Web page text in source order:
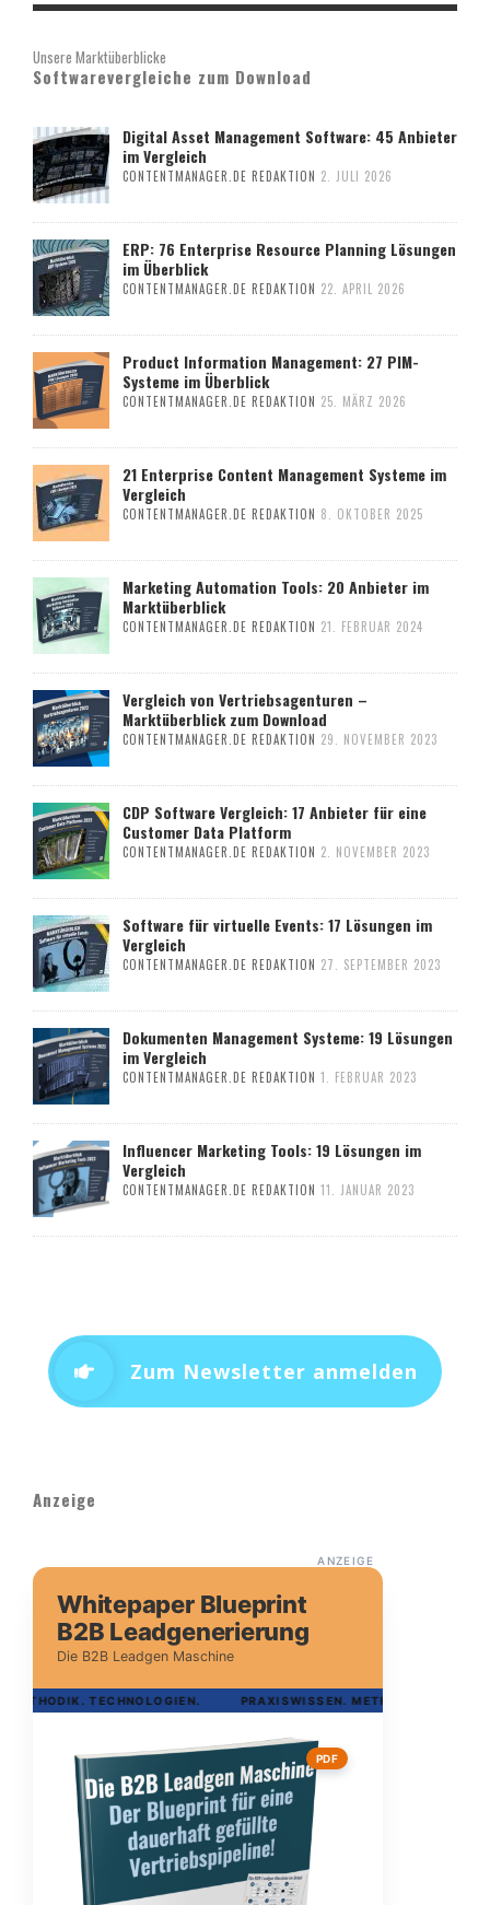
Unsere Marktüberblicke
Softwarevergleiche zum Download
Digital Asset Management Software: 45 Anbieter
im Vergleich
CONTENTMANAGER.DE REDAKTION 2. JULI 2026
ERP: 76 Enterprise Resource Planning Lösungen
im Überblick
CONTENTMANAGER.DE REDAKTION 22. APRIL 2026
Product Information Management: 27 PIM-
Systeme im Überblick
CONTENTMANAGER.DE REDAKTION 25. MÄRZ 2026
21 Enterprise Content Management Systeme im
Vergleich
CONTENTMANAGER.DE REDAKTION 8. OKTOBER 2025
Marketing Automation Tools: 20 Anbieter im
Marktüberblick
CONTENTMANAGER.DE REDAKTION 21. FEBRUAR 2024
Vergleich von Vertriebsagenturen –
Marktüberblick zum Download
CONTENTMANAGER.DE REDAKTION 29. NOVEMBER 2023
CDP Software Vergleich: 17 Anbieter für eine
Customer Data Platform
CONTENTMANAGER.DE REDAKTION 2. NOVEMBER 2023
Software für virtuelle Events: 17 Lösungen im
Vergleich
CONTENTMANAGER.DE REDAKTION 27. SEPTEMBER 2023
Dokumenten Management Systeme: 19 Lösungen
im Vergleich
CONTENTMANAGER.DE REDAKTION 1. FEBRUAR 2023
Influencer Marketing Tools: 19 Lösungen im
Vergleich
CONTENTMANAGER.DE REDAKTION 11. JANUAR 2023
Zum Newsletter anmelden
Anzeige